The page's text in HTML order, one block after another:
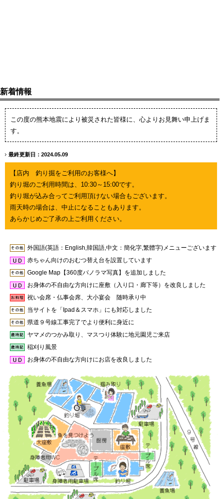
新着情報
この度の熊本地震により被災された皆様に、心よりお見舞い申上げま
す。
最終更新日：2024.05.09
【店内 釣り掘をご利用のお客様へ】
釣り堀のご利用時間は、10:30～15:00です。
釣り堀が込み合ってご利用頂けない場合もございます。
雨天時の場合は、中止になることもあります。
あらかじめご了承の上ご利用ください。
外国語(英語：English,韓国語,中文：簡化字,繁體字)メニューございます
赤ちゃん向けのおむつ替え台を設置しています
Google Map【360度パノラマ写真】を追加しました
お身体の不自由な方向けに座敷（入り口・廊下等）を改良しました
祝い会席・仏事会席、大小宴会 随時承り中
当サイトを「Ipad＆スマホ」にも対応しました
県道９号線工事完了でより便利に身近に
ヤマメのつかみ取り、マスつり体験に地元園児ご来店
稲刈り風景
お身体の不自由な方向けにお店を改良しました